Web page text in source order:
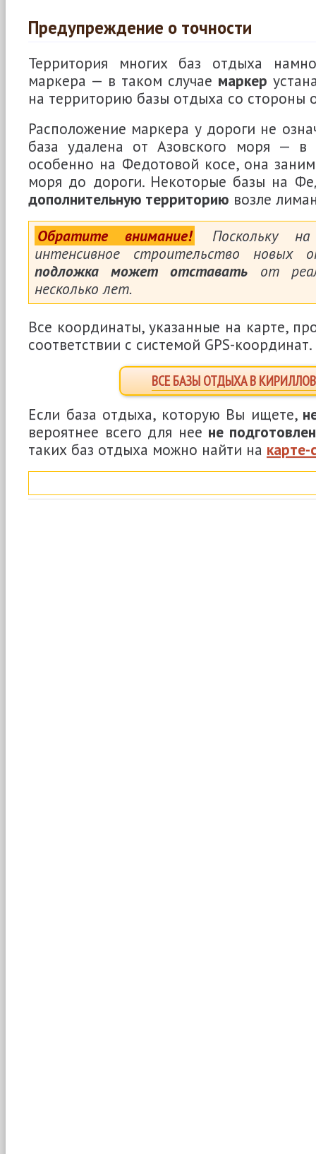
Предупреждение о точности
Территория многих баз отдыха
маркера — в таком случае маркер
на территорию базы отдыха со стороны
Расположение маркера у дороги не
база удалена от Азовского моря — в
особенно на Федотовой косе, она
моря до дороги. Некоторые базы на
дополнительную территорию возле
Обратите внимание!
Поскольку
интенсивное строительство новых
подложка может отставатьот
несколько лет.
Все координаты, указанные на карте,
соответствии с системой GPS-координат.
ВСЕ БАЗЫ ОТДЫХА В
Если база отдыха, которую Вы ищете,
вероятнее всего для нее не
таких баз отдыха можно найти на карте-